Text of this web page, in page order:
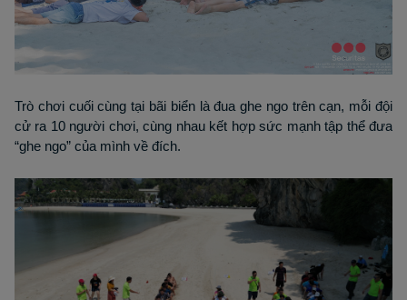
Trò chơi cuối cùng tại bãi biển là đua ghe ngo trên cạn, mỗi đội
cử ra 10 người chơi, cùng nhau kết hợp sức mạnh tập thể đưa
“ghe ngo” của mình về đích.